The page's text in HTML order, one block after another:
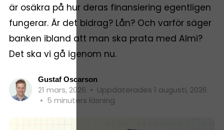
är osäkra på hur deras finansiering egentligen
fungerar. Är det bidrag? Lån? Och varför säger
banken ibland att man ska prata med Almi?
Det ska vi gå igenom nu.
Gustaf Oscarson
21 mars, 2026 • Uppdaterades 1 augusti, 2026
• 5 minuters läsning